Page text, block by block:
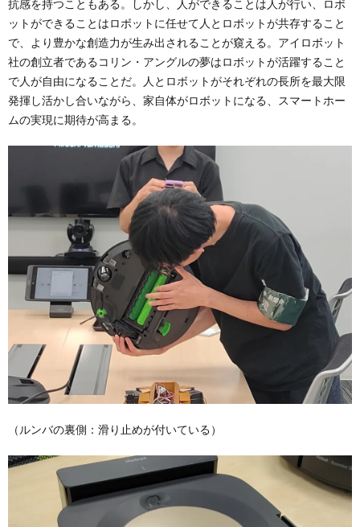
抗感を持つこともある。しかし、人ができることは人が行い、ロボ
ットができることはロボットに任せて人とロボットが共存すること
で、より豊かな創造力が生み出されることが窺える。アイロボット
社の創立者であるコリン・アングルの夢はロボットが活躍すること
で人が自由になることだ。人とロボットがそれぞれの長所を最大限
発揮し活かし合いながら、家自体がロボットになる、スマートホー
ムの実現に期待が高まる。
（ルンバの裏側：滑り止めが付いている）